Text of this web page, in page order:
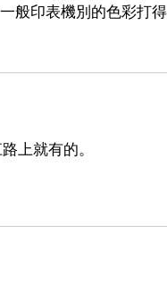
般印表機別的色彩打
上就有的。